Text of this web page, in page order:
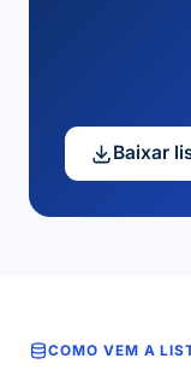
Baixar
COMO VEM A